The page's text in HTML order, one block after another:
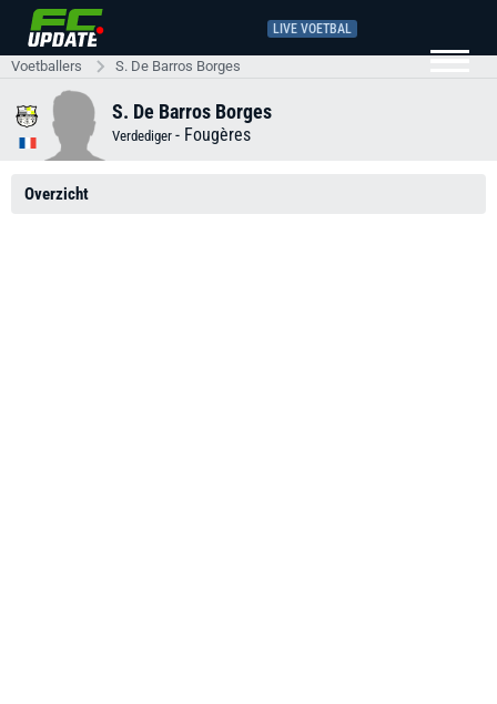
LIVE VOETBAL
Voetballers S. De Barros Borges
S. De Barros Borges
Verdediger - Fougères
Overzicht